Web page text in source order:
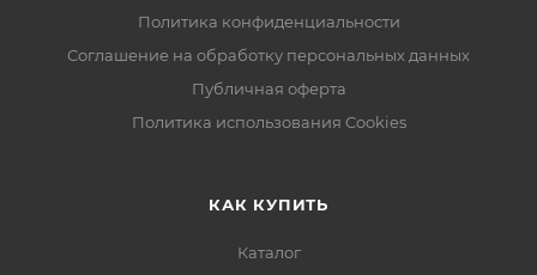
Политика конфиденциальности
Соглашение на обработку персональных данных
Публичная оферта
Политика использования Cookies
КАК КУПИТЬ
Каталог